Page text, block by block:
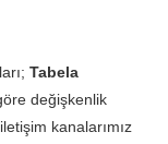
Tabela
değişkenlik
kanalarımız